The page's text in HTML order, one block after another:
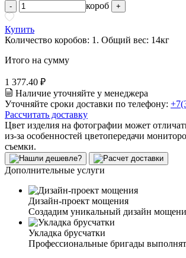
- короб +
Купить
Количество коробов: 1 . Общий вес: 14кг
Итого на сумму
1 377.40 ₽
Наличие уточняйте у менеджера
Уточняйте сроки доставки по телефону:
Рассчитать доставку
Цвет изделия на фотографии может
из-за особенностей цветопередачи
съемки.
Дополнительные услуги
Дизайн-проект мощения
Создадим уникальный дизайн
Укладка брусчатки
Профессиональные бригады